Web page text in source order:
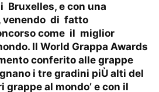
e con una
venendo di fatto
come il miglior
Il World Grappa Awards
conferito alle grappe
i tre gradini piÙ alti del
grappe al mondo’ e con il